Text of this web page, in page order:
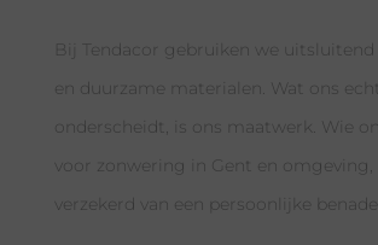
Bij Tendacor gebruiken we uitsluitend
en duurzame materialen. Wat ons
onderscheidt, is ons maatwerk. Wie
voor zonwering in Gent en omgeving,
verzekerd van een persoonlijke